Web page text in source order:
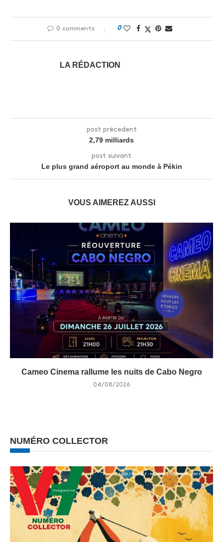
0 comments 0
LA RÉDACTION
post précedent
2,79 milliards
post suivant
Le plus grand aéroport au monde à Pékin
VOUS AIMEREZ AUSSI
Cameo Cinema rallume les nuits de Cabo Negro
04/08/2026
NUMÉRO COLLECTOR